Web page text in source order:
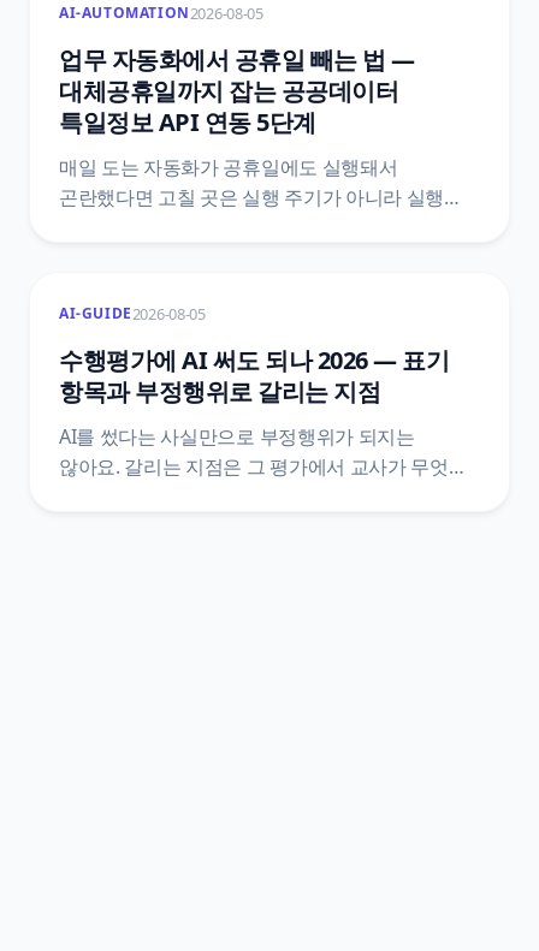
시간까지 정리하고 AI가 못 살리는 원본을 다섯
문항으로 가려냈어요.
AI-AUTOMATION2026-08-05
업무 자동화에서 공휴일 빼는 법 —
대체공휴일까지 잡는 공공데이터
특일정보 API 연동 5단계
매일 도는 자동화가 공휴일에도 실행돼서
곤란했다면 고칠 곳은 실행 주기가 아니라 실행
틀리는지, 공식 문서끼리 어긋나는 지점은
어디인지까지 원문을 근거로 정리했어요.
AI-GUIDE2026-08-05
수행평가에 AI 써도 되나 2026 — 표기
항목과 부정행위로 갈리는 지점
AI를 썼다는 사실만으로 부정행위가 되지는
않아요. 갈리는 지점은 그 평가에서 교사가 무엇을